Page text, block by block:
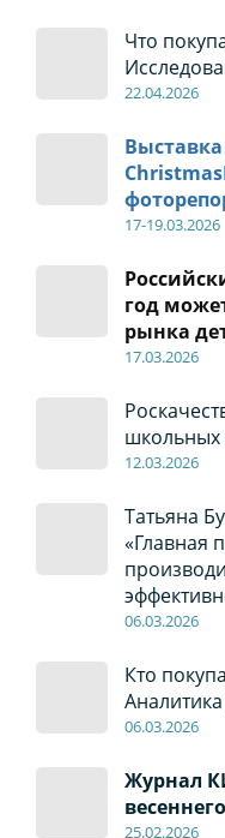
Что
22.04.2026
17-19.03.2026
год
рынка
17.03.2026
школьных
12.03.2026
Татьяна
«Главная
06.03.2026
Кто
06.03.2026
Журнал
25.02.2026